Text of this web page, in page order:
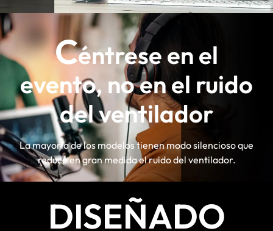
Céntrese en el
evento, no en el ruido
del ventilador
La mayoría de los modelos tienen modo silencioso que
reduce en gran medida el ruido del ventilador.
DISEÑADO